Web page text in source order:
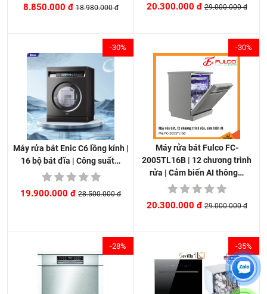
8.850.000 đ 18.980.000 đ 20.300.000 đ 29.000.000 đ
-30%
Máy rửa bát Enic C6 lồng kính |
16 bộ bát đĩa | Công suất…
19.900.000 đ 28.500.000 đ
-30%
Máy rửa bát Fulco FC-
2005TL16B | 12 chương trình
rửa | Cảm biến AI thông…
20.300.000 đ 29.000.000 đ
-28% -35%